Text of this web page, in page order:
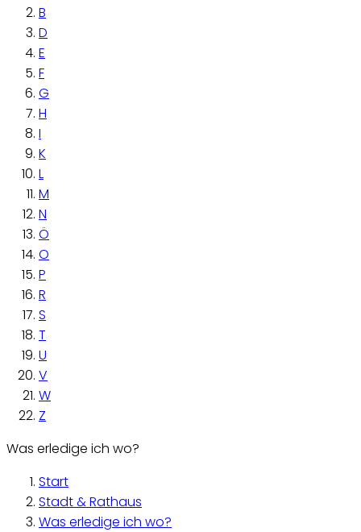
B
D
E
F
G
H
I
K
L
M
N
Ö
O
P
R
S
T
U
V
W
Z
Was erledige ich wo?
Start
Stadt & Rathaus
Was erledige ich wo?